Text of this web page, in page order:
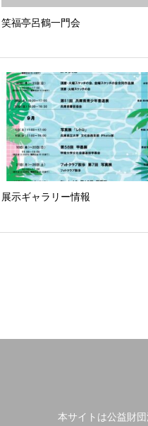
笑福亭呂鶴一門会
展示ギャラリー情報
本サイトは公益財